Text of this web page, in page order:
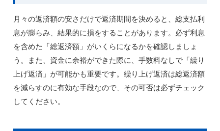
月々の返済額の安さだけで返済期間を決めると、総支払利
息が膨らみ、結果的に損をすることがあります。必ず利息
を含めた「総返済額」がいくらになるかを確認しましょ
う。また、資金に余裕ができた際に、手数料なしで「繰り
上げ返済」が可能かも重要です。繰り上げ返済は総返済額
を減らすのに有効な手段なので、その可否は必ずチェック
してください。